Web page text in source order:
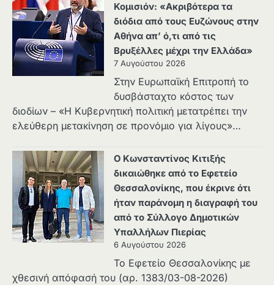
Κομισιόν: «Ακριβότερα τα
διόδια από τους Ευζώνους στην
Αθήνα απ’ ό,τι από τις
Βρυξέλλες μέχρι την Ελλάδα»
7 Αυγούστου 2026
Στην Ευρωπαϊκή Επιτροπή το
δυσβάσταχτο κόστος των
διοδίων – «Η Κυβερνητική πολιτική μετατρέπει την
ελεύθερη μετακίνηση σε προνόμιο για λίγους»…
Ο Κωνσταντίνος Κιτιξής
δικαιώθηκε από το Εφετείο
Θεσσαλονίκης, που έκρινε ότι
ήταν παράνομη η διαγραφή του
από το Σύλλογο Δημοτικών
Υπαλλήλων Πιερίας
6 Αυγούστου 2026
Το Εφετείο Θεσσαλονίκης με
χθεσινή απόφασή του (αρ. 1383/03-08-2026)